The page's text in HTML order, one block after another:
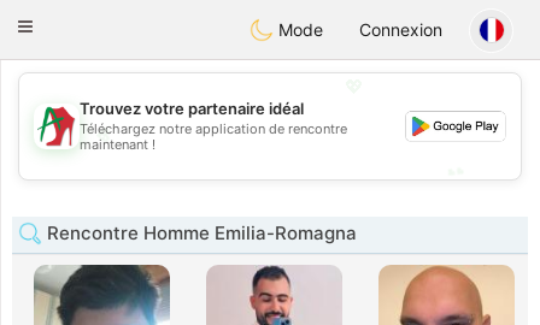
AmamiOra
Toggle
Mode Connexion
💖
💕
Trouvez votre partenaire idéal
Téléchargez notre application de rencontre
maintenant !
Rencontre Homme Emilia-Romagna